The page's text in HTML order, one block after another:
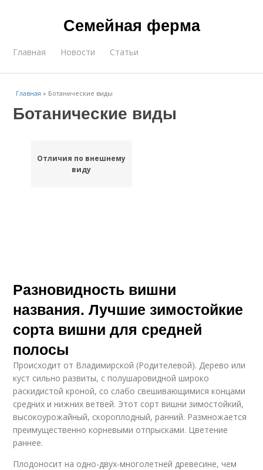
Семейная ферма
Главная Новости Статьи
Главная » Ботанические виды
Ботанические виды
Отличия по внешнему
виду
Разновидность вишни
названия. Лучшие зимостойкие
сорта вишни для средней
полосы
Происходит от Владимирской (Родителевой). Дерево или
куст сильно развиты, с полушаровидной широко
раскидистой кроной, со слабо свешивающимися концами
средних и нижних ветвей. Этот сорт вишни зимостойкий,
высокоурожайный, скороплодный, ранний. Размножается
преимущественно корневыми отпрысками. Цветение
раннее.
Плодоносит на одно-двух-многолетней древесине, чем